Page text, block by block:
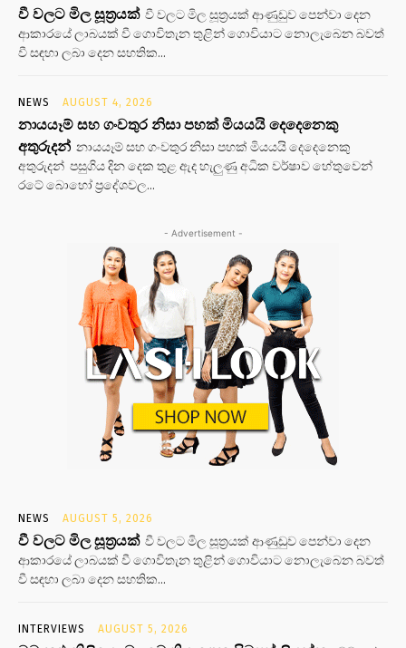
වී වලට මිල සූත්‍රයක් වී වලට මිල සූත්‍රයක් ආණුඩුව පෙන්වා දෙන
ආකාරයේ ලාබයක් වී ගොවිතැන තුළින් ගොවියාට නොලැබෙන බවත්
වී සඳහා ලබා දෙන සහතික...
NEWS AUGUST 4, 2026
නායයෑම් සහ ගංවතුර නිසා පහක් මියයයි දෙදෙනෙකු
අතුරුදන් නායයෑම් සහ ගංවතුර නිසා පහක් මියයයි දෙදෙනෙකු
අතුරුදන් පසුගිය දින දෙක තුළ ඇද හැලුණු අධික වර්ෂාව හේතුවෙන්
රටේ බොහෝ ප්‍රදේශවල...
- Advertisement -
NEWS AUGUST 5, 2026
වී වලට මිල සූත්‍රයක් වී වලට මිල සූත්‍රයක් ආණුඩුව පෙන්වා දෙන
ආකාරයේ ලාබයක් වී ගොවිතැන තුළින් ගොවියාට නොලැබෙන බවත්
වී සඳහා ලබා දෙන සහතික...
INTERVIEWS AUGUST 5, 2026